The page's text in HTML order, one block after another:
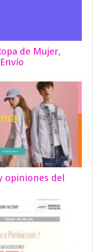
de Mujer,
opiniones del